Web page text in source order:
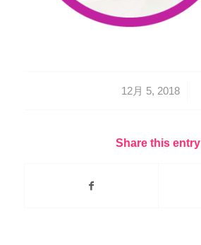
12月 5, 2018
Share this entry